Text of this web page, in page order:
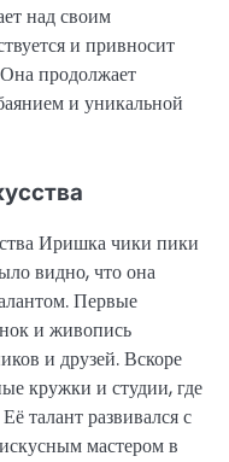
над своим
и привносит
продолжает
и уникальной
Иришка чики пики
видно, что она
Первые
и живопись
и друзей. Вскоре
кружки и студии, где
талант развивался с
мастером в